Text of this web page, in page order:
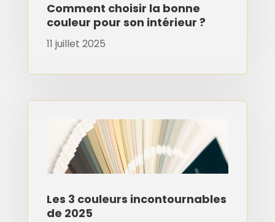
Comment choisir la bonne
couleur pour son intérieur ?
11 juillet 2025
Les 3 couleurs incontournables
de 2025